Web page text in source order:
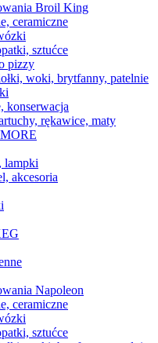
Broil King
ceramiczne
sztućce
pizzy
woki, brytfanny, patelnie
konserwacja
rękawice, maty
lampki
akcesoria
Napoleon
ceramiczne
sztućce